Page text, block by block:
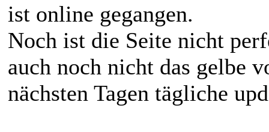
ist online gegangen.
Noch ist die Seite nicht
auch noch nicht das gelbe
nächsten Tagen tägliche